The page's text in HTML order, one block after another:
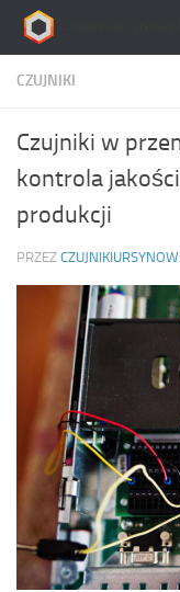
Skip to content
CZUJNIKI
Czujniki w
kontrola
produkcji
PRZEZ